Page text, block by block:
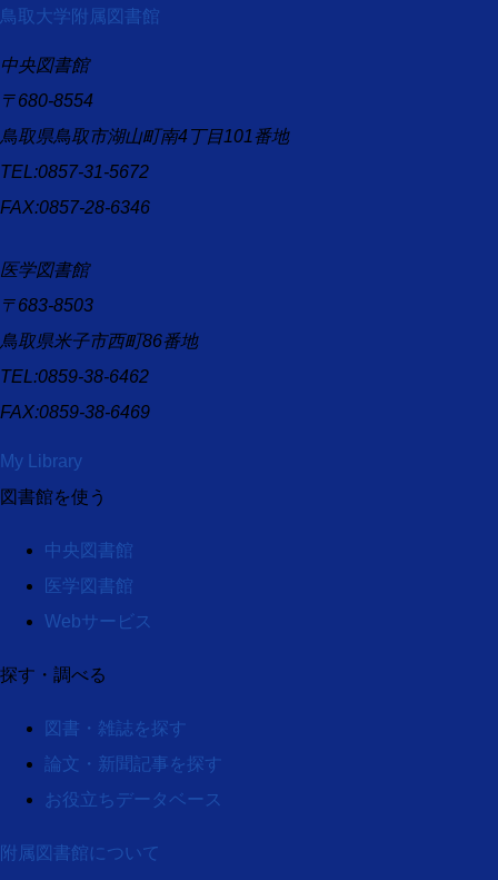
鳥取大学附属図書館
中央図書館
〒680-8554
鳥取県鳥取市湖山町南4丁目101番地
TEL:0857-31-5672
FAX:0857-28-6346
医学図書館
〒683-8503
鳥取県米子市西町86番地
TEL:0859-38-6462
FAX:0859-38-6469
My Library
図書館を使う
中央図書館
医学図書館
Webサービス
探す・調べる
図書・雑誌を探す
論文・新聞記事を探す
お役立ちデータベース
附属図書館について